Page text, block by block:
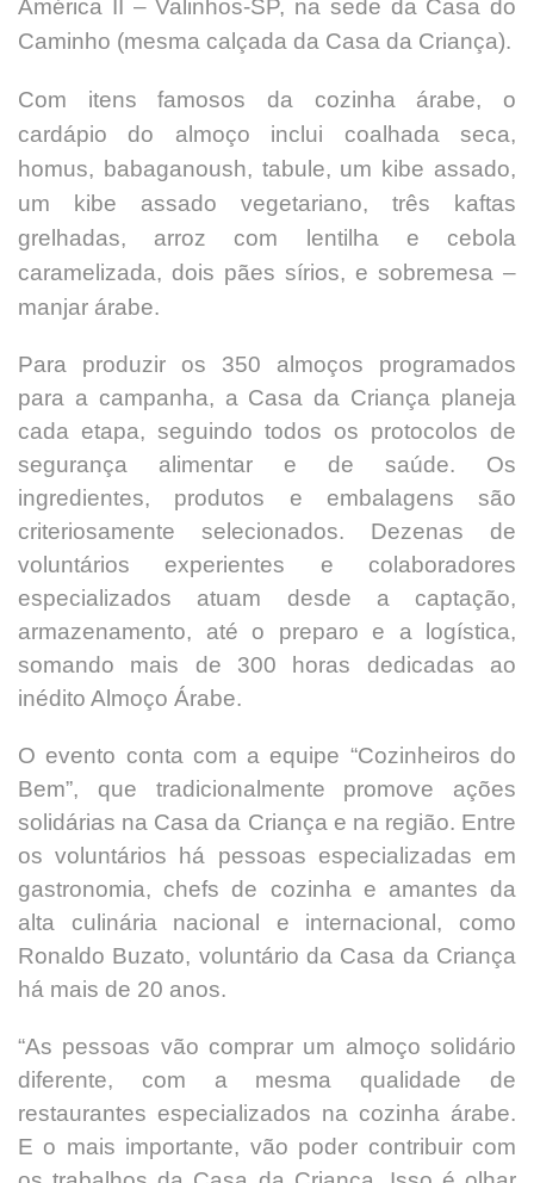
América II – Valinhos-SP, na sede da Casa do
Caminho (mesma calçada da Casa da Criança).
Com itens famosos da cozinha árabe, o
cardápio do almoço inclui coalhada seca,
homus, babaganoush, tabule, um kibe assado,
um kibe assado vegetariano, três kaftas
grelhadas, arroz com lentilha e cebola
caramelizada, dois pães sírios, e sobremesa –
manjar árabe.
Para produzir os 350 almoços programados
para a campanha, a Casa da Criança planeja
cada etapa, seguindo todos os protocolos de
segurança alimentar e de saúde. Os
ingredientes, produtos e embalagens são
criteriosamente selecionados. Dezenas de
voluntários experientes e colaboradores
especializados atuam desde a captação,
armazenamento, até o preparo e a logística,
somando mais de 300 horas dedicadas ao
inédito Almoço Árabe.
O evento conta com a equipe “Cozinheiros do
Bem”, que tradicionalmente promove ações
solidárias na Casa da Criança e na região. Entre
os voluntários há pessoas especializadas em
gastronomia, chefs de cozinha e amantes da
alta culinária nacional e internacional, como
Ronaldo Buzato, voluntário da Casa da Criança
há mais de 20 anos.
“As pessoas vão comprar um almoço solidário
diferente, com a mesma qualidade de
restaurantes especializados na cozinha árabe.
E o mais importante, vão poder contribuir com